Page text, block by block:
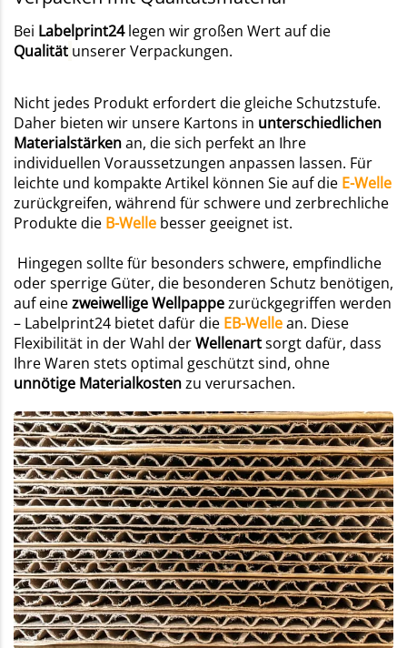
Bei Labelprint24legen wir großen Wert auf die
Qualität unserer Verpackungen.
Nicht jedes Produkt erfordert die gleiche Schutzstufe.
Daher bieten wir unsere Kartons in unterschiedlichen
Materialstärkenan, die sich perfekt an Ihre
individuellen Voraussetzungen anpassen lassen. Für
leichte und kompakte Artikel können Sie auf die E-Welle
zurückgreifen, während für schwere und zerbrechliche
Produkte die B-Welle besser geeignet ist.
Hingegen sollte für besonders schwere, empfindliche
oder sperrige Güter, die besonderen Schutz benötigen,
auf einezweiwellige Wellpappezurückgegriffen werden
– Labelprint24 bietet dafür die EB-Wellean. Diese
Flexibilität in der Wahl derWellenartsorgt dafür, dass
Ihre Waren stets optimal geschützt sind, ohne
unnötige Materialkostenzu verursachen.